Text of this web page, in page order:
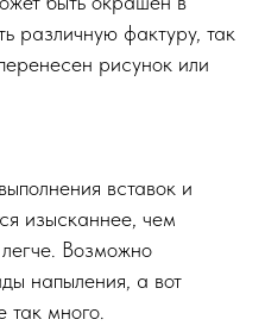
различную фактуру, так
рисунок или
вставок и
изысканнее, чем
Возможно
напыления, а вот
так много.